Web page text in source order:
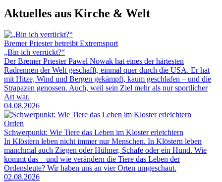
Aktuelles aus Kirche & Welt
Bremer Priester betreibt Extremsport
„Bin ich verrückt?“
Der Bremer Priester Pawel Nowak hat eines der härtesten
Radrennen der Welt geschafft, einmal quer durch die USA. Er hat
mit Hitze, Wind und Bergen gekämpft, kaum geschlafen – und die
Strapazen genossen. Auch, weil sein Ziel mehr als nur sportlicher
Art war.
04.08.2026
Orden
Schwerpunkt: Wie Tiere das Leben im Kloster erleichtern
In Klöstern leben nicht immer nur Menschen. In Klöstern leben
manchmal auch Ziegen oder Hühner, Schafe oder ein Hund. Wie
kommt das – und wie verändern die Tiere das Leben der
Ordensleute? Wir haben uns an vier Orten umgeschaut.
02.08.2026